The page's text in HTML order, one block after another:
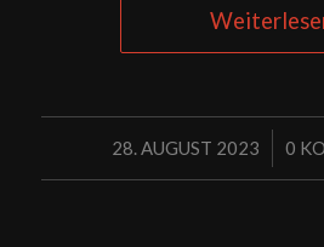
28. AUGUST 2023
/ 0